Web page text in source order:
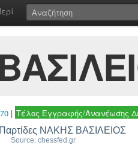
| Τέλος Εγγραφής/Ανανέωσης
ΝΑΚΗΣ ΒΑΣΙΛΕΙΟΣ
Source: chessfed.gr